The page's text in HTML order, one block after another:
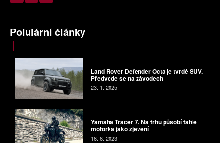
Polulární články
Land Rover Defender Octa je tvrdé SUV.
Předvede se na závodech
23. 1. 2025
Yamaha Tracer 7. Na trhu působí tahle
motorka jako zjevení
16. 6. 2023